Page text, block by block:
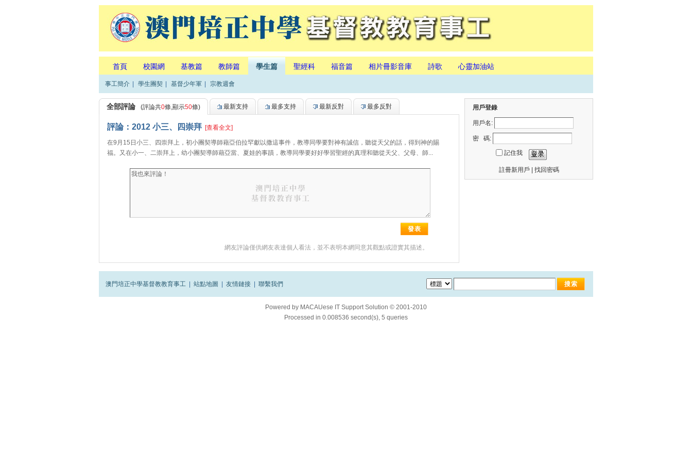
首頁 校園網 基教篇 教師篇 學生篇 聖經科 福音篇 相片冊影音庫 詩歌 心靈加油站
事工簡介 學生團契 基督少年軍 宗教週會
全部評論 (評論共0條,顯示50條) 最新支持 最多支持 最新反對 最多反對
評論：2012 小三、四崇拜 [查看全文]
在9月15日小三、四崇拜上，初小團契導師藉亞伯拉罕獻以撒這事件，教導同學要對神有誠信，聽從天父的話，得到神的賜
福。又在小一、二崇拜上，幼小團契導師藉亞當、夏娃的事蹟，教導同學要好好學習聖經的真理和聽從天父、父母、師...
網友評論僅供網友表達個人看法，並不表明本網同意其觀點或證實其描述。
用戶登錄
用戶名:
密 碼:
記住我
註冊新用戶 找回密碼
澳門培正中學基督教教育事工 站點地圖 友情鏈接 聯繫我們
Powered by MACAUese IT Support Solution © 2001-2010
Processed in 0.008536 second(s), 5 queries